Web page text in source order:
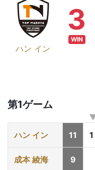
ハン イン
3
WIN
第1ゲーム
ハン イン 11 1
成本 綾海 9